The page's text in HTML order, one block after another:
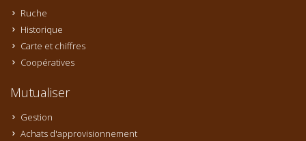
Ruche
Historique
Carte et chiffres
Coopératives
Mutualiser
Gestion
Achats d'approvisionnement